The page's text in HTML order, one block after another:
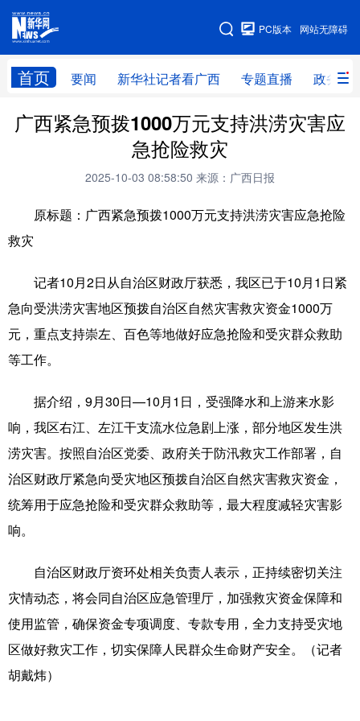
网站无障碍
PC版本
首页 要闻 新华社记者看广西 专题直播 政务信
网站地图
广西频道
新华社记者 专题直播
新华网导航
学习进行时 高层 时政 人事
国际 财经 网评
台湾
健康 军事 访谈 视频
图片 中央文件 金融 汽车
食品 人居 信息化 乡村振兴
悦读 公益 书画 一带一路
亚太网 上市公司 文化产业
地方频道
广西紧急预拨1000万元支持洪涝灾害应
急抢险救灾
2025-10-03 08:58:50 来源：广西日报
原标题：广西紧急预拨1000万元支持洪涝灾害应急抢险
救灾
记者10月2日从自治区财政厅获悉，我区已于10月1日紧
急向受洪涝灾害地区预拨自治区自然灾害救灾资金1000万
元，重点支持崇左、百色等地做好应急抢险和受灾群众救助
等工作。
据介绍，9月30日—10月1日，受强降水和上游来水影
响，我区右江、左江干支流水位急剧上涨，部分地区发生洪
涝灾害。按照自治区党委、政府关于防汛救灾工作部署，自
治区财政厅紧急向受灾地区预拨自治区自然灾害救灾资金，
统筹用于应急抢险和受灾群众救助等，最大程度减轻灾害影
响。
自治区财政厅资环处相关负责人表示，正持续密切关注
灾情动态，将会同自治区应急管理厅，加强救灾资金保障和
使用监管，确保资金专项调度、专款专用，全力支持受灾地
区做好救灾工作，切实保障人民群众生命财产安全。（记者
胡戴炜）